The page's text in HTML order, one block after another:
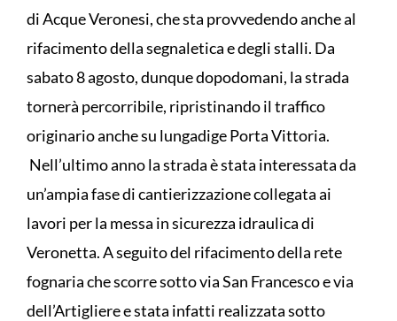
di Acque Veronesi, che sta provvedendo anche al
rifacimento della segnaletica e degli stalli. Da
sabato 8 agosto, dunque dopodomani, la strada
tornerà percorribile, ripristinando il traffico
originario anche su lungadige Porta Vittoria.
Nell’ultimo anno la strada è stata interessata da
un’ampia fase di cantierizzazione collegata ai
lavori per la messa in sicurezza idraulica di
Veronetta. A seguito del rifacimento della rete
fognaria che scorre sotto via San Francesco e via
dell’Artigliere e stata infatti realizzata sotto